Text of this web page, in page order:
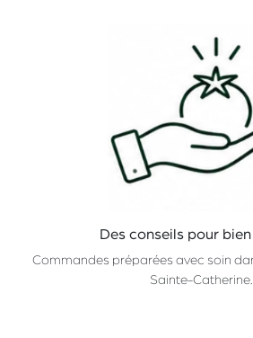
Des conseils pour
Commandes préparées avec soin
Sainte-Catherine.